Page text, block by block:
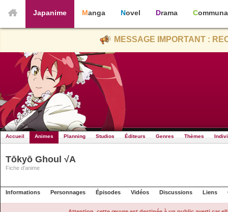
Japanime Manga Novel Drama
MESSAGE IMPORTANT :
Accueil Animes Planning Studios Éditeurs Genres Thèmes
Tōkyō Ghoul √A
Fiche d'anime
Informations Personnages Épisodes Vidéos Discussions Liens